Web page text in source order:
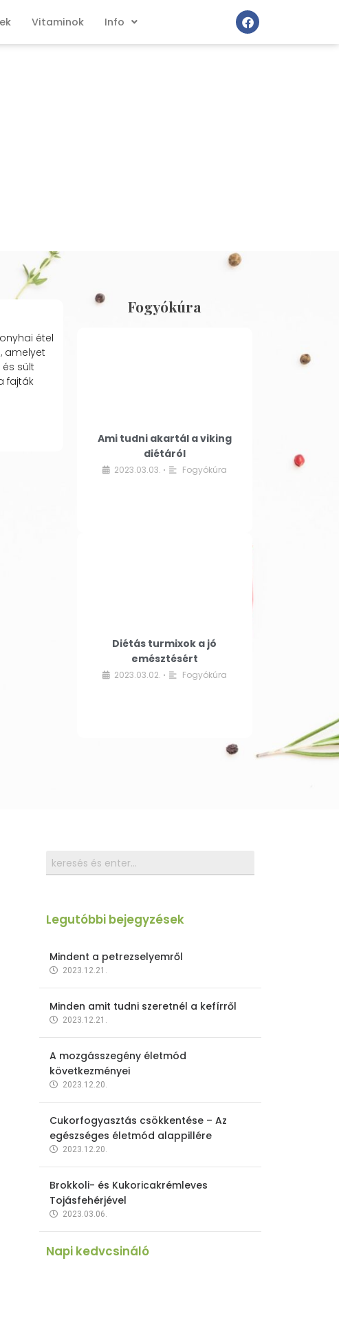
Vitaminok Info
étel
amelyet
sült
fajták
Fogyókúra
Ami tudni akartál a viking
diétáról
2023.03.03. • Fogyókúra
Diétás turmixok a jó
emésztésért
2023.03.02. • Fogyókúra
Legutóbbi bejegyzések
Mindent a petrezselyemről
2023.12.21.
Minden amit tudni szeretnél a kefírről
2023.12.21.
A mozgásszegény életmód
következményei
2023.12.20.
Cukorfogyasztás csökkentése – Az
egészséges életmód alappillére
2023.12.20.
Brokkoli- és Kukoricakrémleves
Tojásfehérjével
2023.03.06.
Napi kedvcsináló